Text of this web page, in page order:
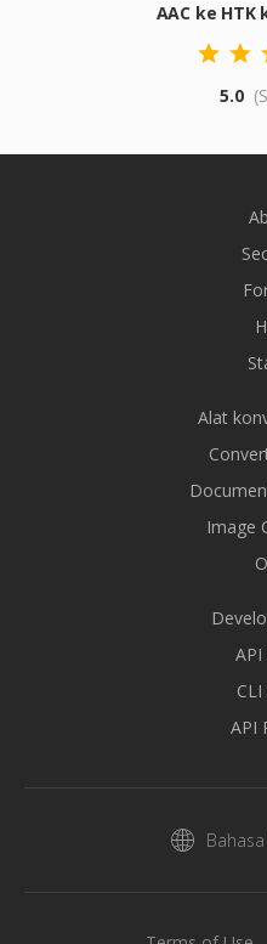
AAC ke
5.0
Alat
Image
API